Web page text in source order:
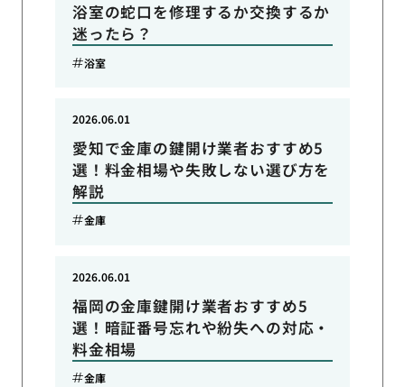
浴室の蛇口を修理するか交換するか
迷ったら？
浴室
愛知で金庫の鍵開け業者おすすめ5
選！料金相場や失敗しない選び方を
解説
2026.06.01
金庫
福岡の金庫鍵開け業者おすすめ5
選！暗証番号忘れや紛失への対応・
料金相場
2026.06.01
金庫